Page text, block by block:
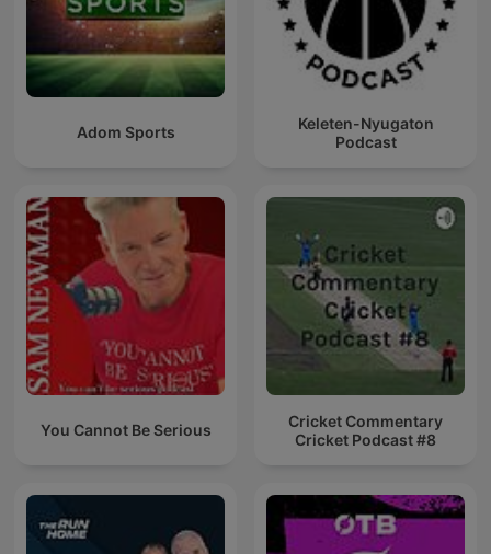
Adom Sports
Keleten-Nyugaton
Podcast
You Cannot Be Serious
Cricket Commentary
Cricket Podcast #8